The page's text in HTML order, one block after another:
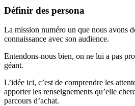
Définir des persona
La mission numéro un que nous avons
connaissance avec son audience.
Entendons-nous bien, on ne lui a pas
géant.
L’idée ici, c’est de comprendre les
apporter les renseignements qu’elle
parcours d’achat.